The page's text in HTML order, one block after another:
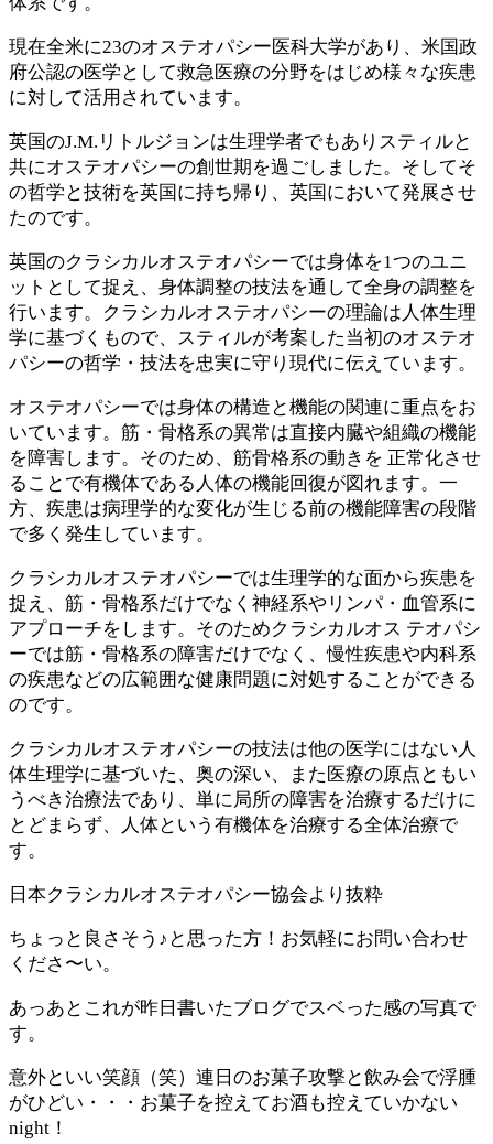
現在全米に23のオステオパシー医科大学があり、米国政
府公認の医学として救急医療の分野をはじめ様々な疾患
に対して活用されています。
英国のJ.M.リトルジョンは生理学者でもありスティルと
共にオステオパシーの創世期を過ごしました。そしてそ
の哲学と技術を英国に持ち帰り、英国において発展させ
たのです。
英国のクラシカルオステオパシーでは身体を1つのユニ
ットとして捉え、身体調整の技法を通して全身の調整を
行います。クラシカルオステオパシーの理論は人体生理
学に基づくもので、スティルが考案した当初のオステオ
パシーの哲学・技法を忠実に守り現代に伝えています。
オステオパシーでは身体の構造と機能の関連に重点をお
いています。筋・骨格系の異常は直接内臓や組織の機能
を障害します。そのため、筋骨格系の動きを 正常化させ
ることで有機体である人体の機能回復が図れます。一
方、疾患は病理学的な変化が生じる前の機能障害の段階
で多く発生しています。
クラシカルオステオパシーでは生理学的な面から疾患を
捉え、筋・骨格系だけでなく神経系やリンパ・血管系に
アプローチをします。そのためクラシカルオス テオパシ
ーでは筋・骨格系の障害だけでなく、慢性疾患や内科系
の疾患などの広範囲な健康問題に対処することができる
のです。
クラシカルオステオパシーの技法は他の医学にはない人
体生理学に基づいた、奥の深い、また医療の原点ともい
うべき治療法であり、単に局所の障害を治療するだけに
とどまらず、人体という有機体を治療する全体治療で
す。
日本クラシカルオステオパシー協会より抜粋
ちょっと良さそう♪と思った方！お気軽にお問い合わせ
くださ〜い。
あっあとこれが昨日書いたブログでスベった感の写真で
す。
意外といい笑顔（笑）連日のお菓子攻撃と飲み会で浮腫
がひどい・・・お菓子を控えてお酒も控えていかない
night！